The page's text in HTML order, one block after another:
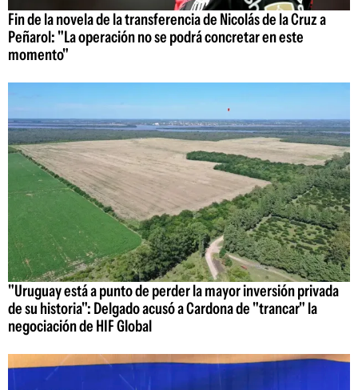
Fin de la novela de la transferencia de Nicolás de la Cruz a
Peñarol: "La operación no se podrá concretar en este
momento"
"Uruguay está a punto de perder la mayor inversión privada
de su historia": Delgado acusó a Cardona de "trancar" la
negociación de HIF Global